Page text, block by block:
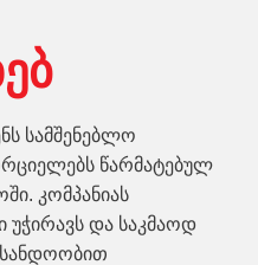
სამშენებლო
წარმატებულ
კომპანიას
და საკმაოდ